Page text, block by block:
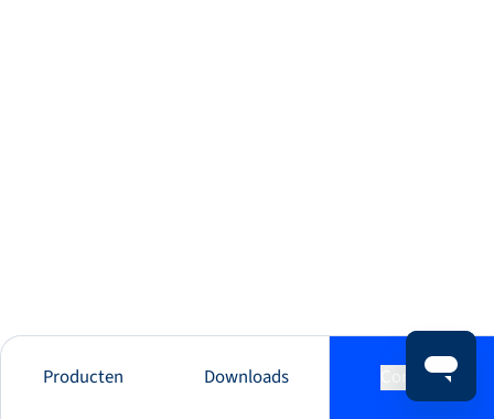
Producten Downloads Contact